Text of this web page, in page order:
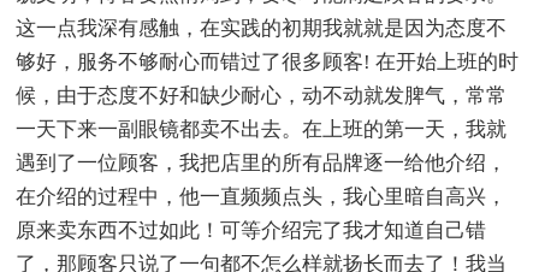
这一点我深有感触，在实践的初期我就就是因为态度不
够好，服务不够耐心而错过了很多顾客! 在开始上班的时
候，由于态度不好和缺少耐心，动不动就发脾气，常常
一天下来一副眼镜都卖不出去。在上班的第一天，我就
遇到了一位顾客，我把店里的所有品牌逐一给他介绍，
在介绍的过程中，他一直频频点头，我心里暗自高兴，
原来卖东西不过如此！可等介绍完了我才知道自己错
了，那顾客只说了一句都不怎么样就扬长而去了！我当